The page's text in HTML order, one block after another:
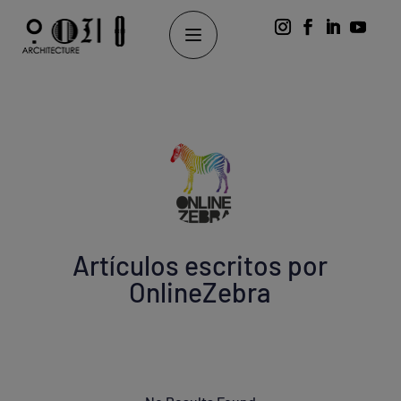
Artículos escritos por
OnlineZebra